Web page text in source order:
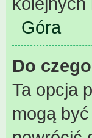
Góra
Do
Ta opcja
mogą